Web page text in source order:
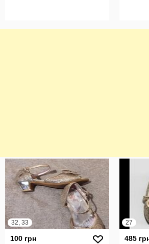
32, 33
100 грн
27
485